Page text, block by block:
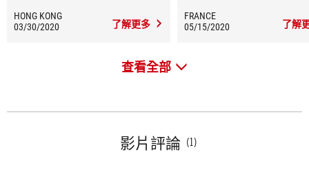
HONG KONG
03/30/2020
了解更多
FRANCE
05/15/2020
了解
查看全部
影片評論 (1)